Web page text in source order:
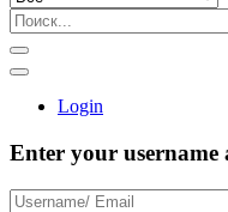
Login
Enter your username